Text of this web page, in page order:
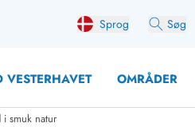
Sprog Søg
VESTERHAVET OMRÅDER
smuk natur